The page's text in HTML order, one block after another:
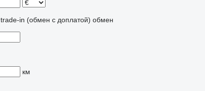
trade-in (обмен с доплатой) обмен
км